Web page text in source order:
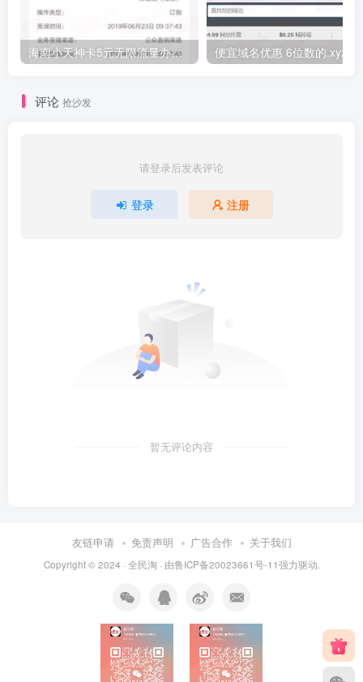
海南小天神卡5元无限流量办理的方法，5元流量不限量自行车来了
评论 抢沙发
请登录后发表评论
登录 注册
暂无评论内容
友链申请 免责声明 广告合作 关于我们
Copyright © 2024 · 全民淘 · 由鲁ICP备20023661号-11强力驱动.